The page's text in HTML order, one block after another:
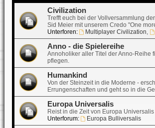
Civilization
Trefft euch bei der Vollversammlung
Sid Meier mit unserem Credo "One
Unterforen:
Multiplayer Civilization,
Anno - die Spielereihe
Annoholiker aller Titel der Anno-Reihe
pflegen.
Humankind
Von der Steinzeit in die Moderne -
Errungenschaften und geht so in die
Europa Universalis
Reist in die Zeit von Europa
Unterforum:
Europa Bulliversalis